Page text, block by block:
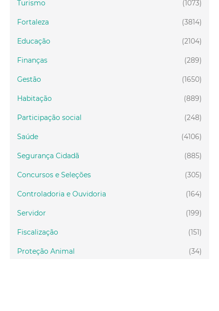
(1073)
Turismo
(3814)
Fortaleza
(2104)
Educação
(289)
Finanças
(1650)
Gestão
(889)
Habitação
(248)
Participação social
(4106)
Saúde
(885)
Segurança Cidadã
(305)
Concursos e Seleções
(164)
Controladoria e Ouvidoria
(199)
Servidor
(151)
Fiscalização
(34)
Proteção Animal